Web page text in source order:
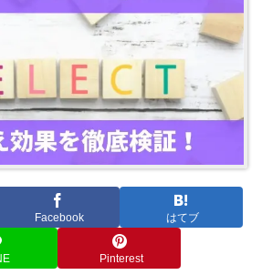
Facebook はてブ
Pinterest